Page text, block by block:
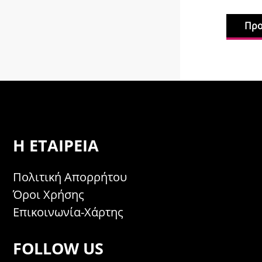
Η ΕΤΑΙΡΕΊΑ
Πολιτική Απορρήτου
Όροι Χρήσης
Επικοινωνία-Χάρτης
FOLLOW US